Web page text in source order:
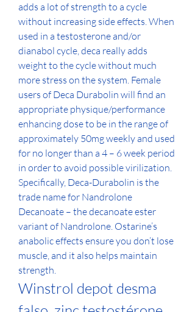
adds a lot of strength to a cycle
without increasing side effects. When
used in a testosterone and/or
dianabol cycle, deca really adds
weight to the cycle without much
more stress on the system. Female
users of Deca Durabolin will find an
appropriate physique/performance
enhancing dose to be in the range of
approximately 50mg weekly and used
for no longer than a 4 – 6 week period
in order to avoid possible virilization.
Specifically, Deca-Durabolin is the
trade name for Nandrolone
Decanoate – the decanoate ester
variant of Nandrolone. Ostarine’s
anabolic effects ensure you don’t lose
muscle, and it also helps maintain
strength.
Winstrol depot desma